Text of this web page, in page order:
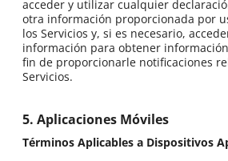
acceder y utilizar cualquier
otra información proporcionada por
los Servicios y, si es necesario,
información para obtener
fin de proporcionarle notificaciones
Servicios.
5. Aplicaciones Móviles
Términos Aplicables a Dispositivos